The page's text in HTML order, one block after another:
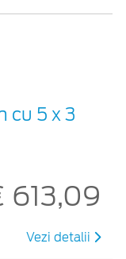
cu 5 x 3
613,09
Vezi detalii